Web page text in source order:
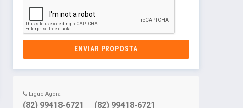
ENVIAR PROPOSTA
Ligue Agora
(82) 99418-6721 (82) 99418-6721